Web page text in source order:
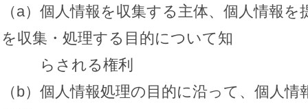
（a）個人情報を収集する主体、個人情報
を収集・処理する目的について知
らされる権利
（b）個人情報処理の目的に沿って、個人